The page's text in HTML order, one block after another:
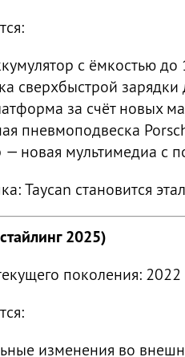
с ёмкостью до
сверхбыстрой
за счёт новых
пневмоподвеска
— новая мультимедиа с
Taycan становится
2025)
поколения: 2022
изменения во